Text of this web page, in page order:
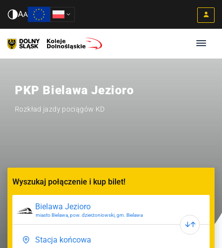
AA
PKP Bielawa Jezioro
Rozkład jazdy pociągów KD
Wyszukaj połączenie i kup bilet!
miasto Bielawa, pow. dzierżoniowski, gm. Bielawa